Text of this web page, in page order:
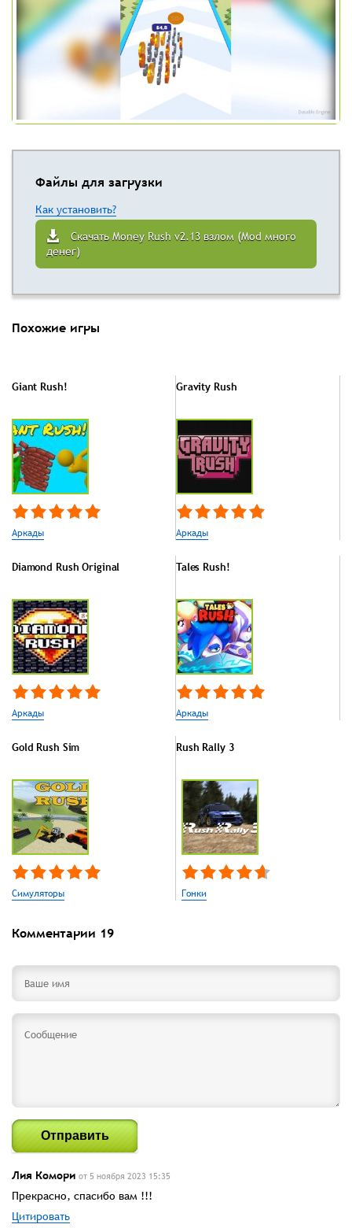
Файлы для загрузки
Как установить?
Скачать Money Rush v2.13 взлом (Mod много
денег)
Похожие игры
Giant Rush!
Аркады
Gravity Rush
Аркады
Diamond Rush Original
Аркады
Tales Rush!
Аркады
Gold Rush Sim
Симуляторы
Rush Rally 3
Гонки
Комментарии 19
Отправить
Лия Комори от 5 ноября 2023 15:35
Прекрасно, спасибо вам !!!
Цитировать